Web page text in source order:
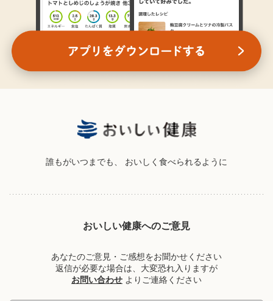
誰もがいつまでも、 おいしく食べられるように
おいしい健康へのご意見
あなたのご意見・ご感想をお聞かせください
返信が必要な場合は、大変恐れ入りますが
お問い合わせ よりご連絡ください